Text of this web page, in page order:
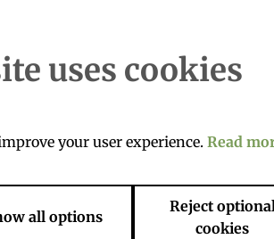
crema panna-whisky e con bagna
sciroppo di glucosio, acqua,
2% corrispondente allo 0,4% del
Bagna alkermes 8,5% (acqua,
frumento), Emulsionanti: mono e
uses cookies
your user experience. Read
all options
Reject optional
cookies